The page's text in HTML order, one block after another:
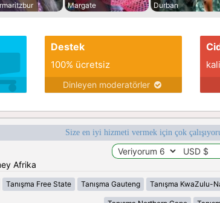
Margate
Durban
Destek
100% ücretsiz
Dinleyen moderatörler
Size en iyi hizmeti vermek için çok
Afrika
Tanışma Free State Tanışma Gauteng Tanışma KwaZulu-